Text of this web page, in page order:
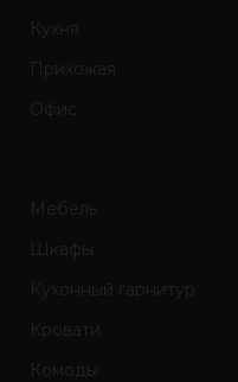
Кухня
Прихожая
Офис
Мебель
Шкафы
Кухонный гарнитур
Кровати
Комоды